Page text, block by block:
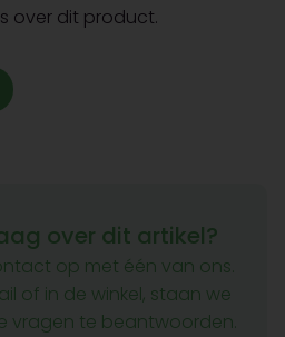
over dit product.
over dit artikel?
op met één van ons.
of in de winkel, staan we
vragen te beantwoorden.